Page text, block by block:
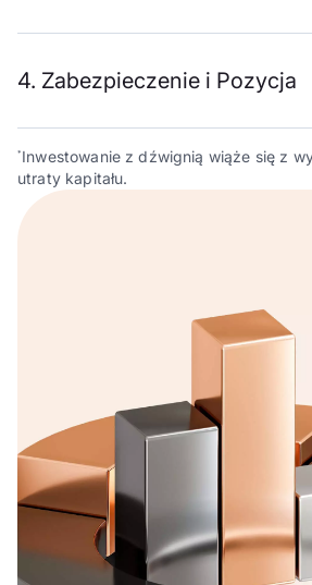
4. Zabezpieczenie i Pozycja
* Inwestowanie z dźwignią wiąże się z
utraty kapitału.